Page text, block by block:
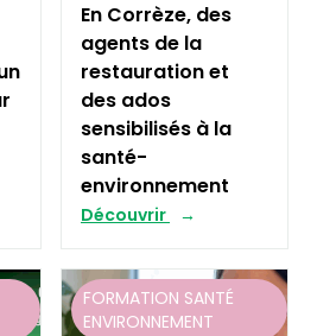
En Corrèze, des
agents de la
restauration et
des ados
sensibilisés à la
santé-
environnement
Découvrir
FORMATION SANTÉ
ENVIRONNEMENT